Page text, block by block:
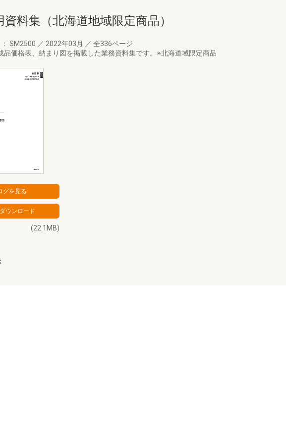
資料集（北海道地域限定商品）
SM2500 ／ 2022年03月 ／ 全336ページ
品価格表、納まり図を掲載した業務資料集です。※北海道域限定商品
(22.1MB)